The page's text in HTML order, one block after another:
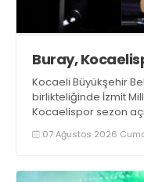
Buray,
Kocaeli Büyükşehir
birlikteliğinde İzmit
Kocaelispor sezon
Buray, verdiği
07 Ağustos 2026